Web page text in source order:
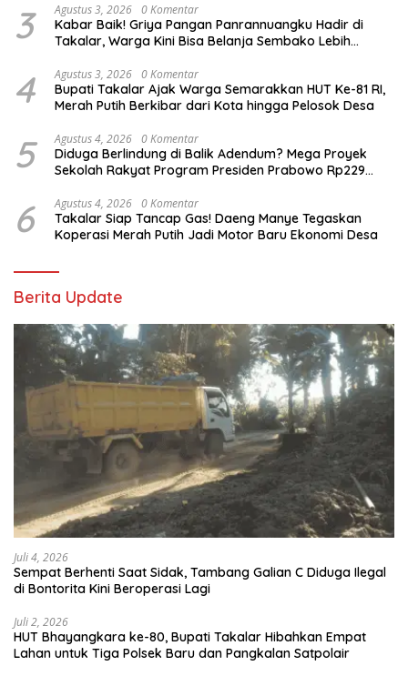
3 Agustus 3, 2026 0 Komentar
Kabar Baik! Griya Pangan Panrannuangku Hadir di
Takalar, Warga Kini Bisa Belanja Sembako Lebih
4 Agustus 3, 2026 0 Komentar
Bupati Takalar Ajak Warga Semarakkan HUT Ke-81 RI,
Merah Putih Berkibar dari Kota hingga Pelosok Desa
5 Agustus 4, 2026 0 Komentar
Diduga Berlindung di Balik Adendum? Mega Proyek
Sekolah Rakyat Program Presiden Prabowo Rp229
6 Agustus 4, 2026 0 Komentar
Takalar Siap Tancap Gas! Daeng Manye Tegaskan
Koperasi Merah Putih Jadi Motor Baru Ekonomi Desa
Berita Update
Juli 4, 2026
Sempat Berhenti Saat Sidak, Tambang Galian C Diduga Ilegal
di Bontorita Kini Beroperasi Lagi
Juli 2, 2026
HUT Bhayangkara ke-80, Bupati Takalar Hibahkan Empat
Lahan untuk Tiga Polsek Baru dan Pangkalan Satpolair